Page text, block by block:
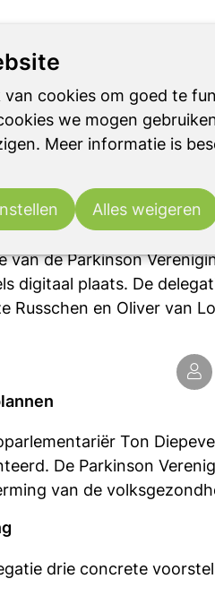
cookies om goed te
we mogen
Meer informatie is
Alles weigeren
RBD
regels rond
regels rond
ANDERE
Bezoek aan Brussel:
van de Parkinson
digitaal plaats. De
Russchen en Oliver van
Ton
De Parkinson
van de
drie concrete